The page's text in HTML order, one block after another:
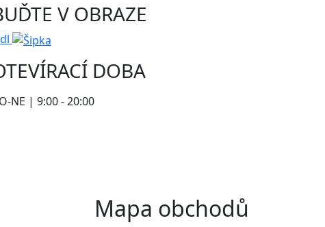
V OBRAZE
DOBA
NE | 9:00 - 20:00
Mapa obchodů